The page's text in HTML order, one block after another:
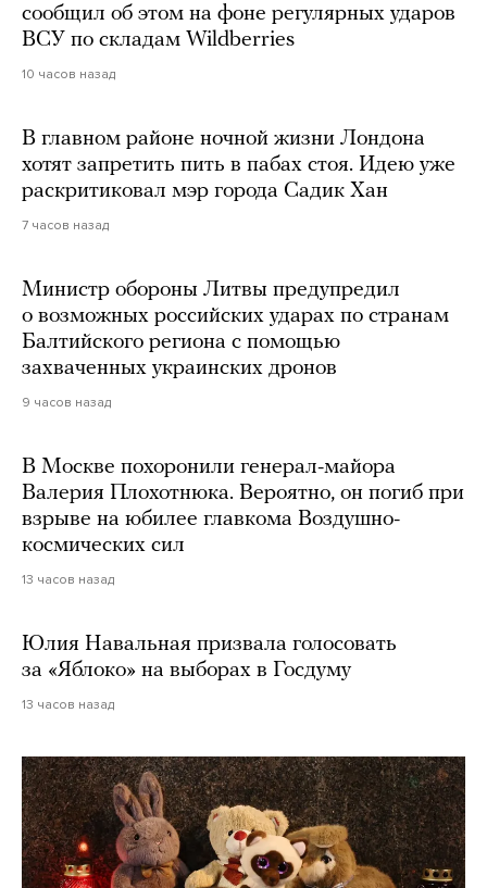
сообщил об этом на фоне регулярных ударов
ВСУ по складам Wildberries
10 часов назад
В главном районе ночной жизни Лондона
хотят запретить пить в пабах стоя. Идею уже
раскритиковал мэр города Садик Хан
7 часов назад
Министр обороны Литвы предупредил
о возможных российских ударах по странам
Балтийского региона с помощью
захваченных украинских дронов
9 часов назад
В Москве похоронили генерал-майора
Валерия Плохотнюка. Вероятно, он погиб при
взрыве на юбилее главкома Воздушно-
космических сил
13 часов назад
Юлия Навальная призвала голосовать
за «Яблоко» на выборах в Госдуму
13 часов назад